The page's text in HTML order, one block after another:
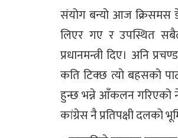
संयोग बन्यो आज क्रिसमस
लिएर गए र उपस्थित
प्रधानमन्त्री दिए। अनि
कति टिक्छ त्यो बहसको
हुन्छ भन्ने आँकलन गरिएको
कांग्रेस नै प्रतिपक्षी दलको